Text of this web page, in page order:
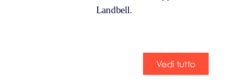
Landbell.
Vedi tutto